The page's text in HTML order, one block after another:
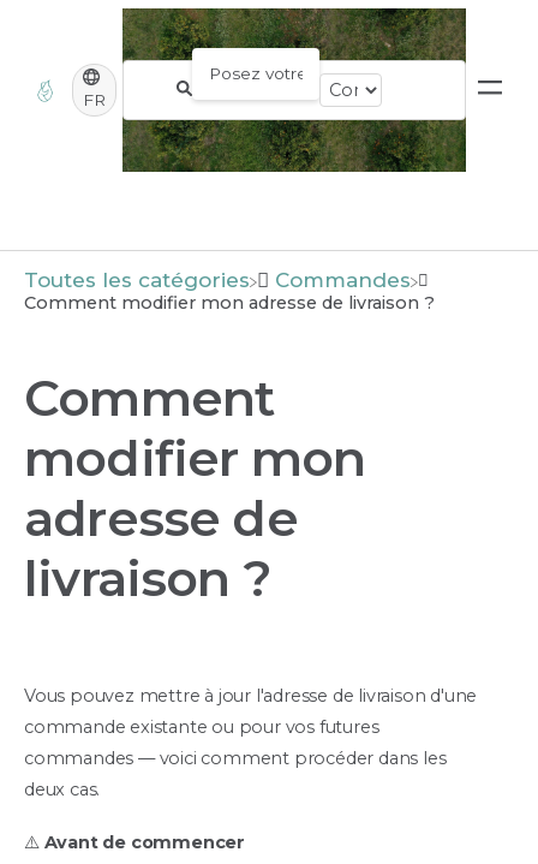
FR
Toutes les catégories ​Commandes
Comment modifier mon adresse de livraison ?
Comment
modifier mon
adresse de
livraison ?
Vous pouvez mettre à jour l'adresse de livraison d'une
commande existante ou pour vos futures
commandes — voici comment procéder dans les
deux cas.
⚠️ Avant de commencer